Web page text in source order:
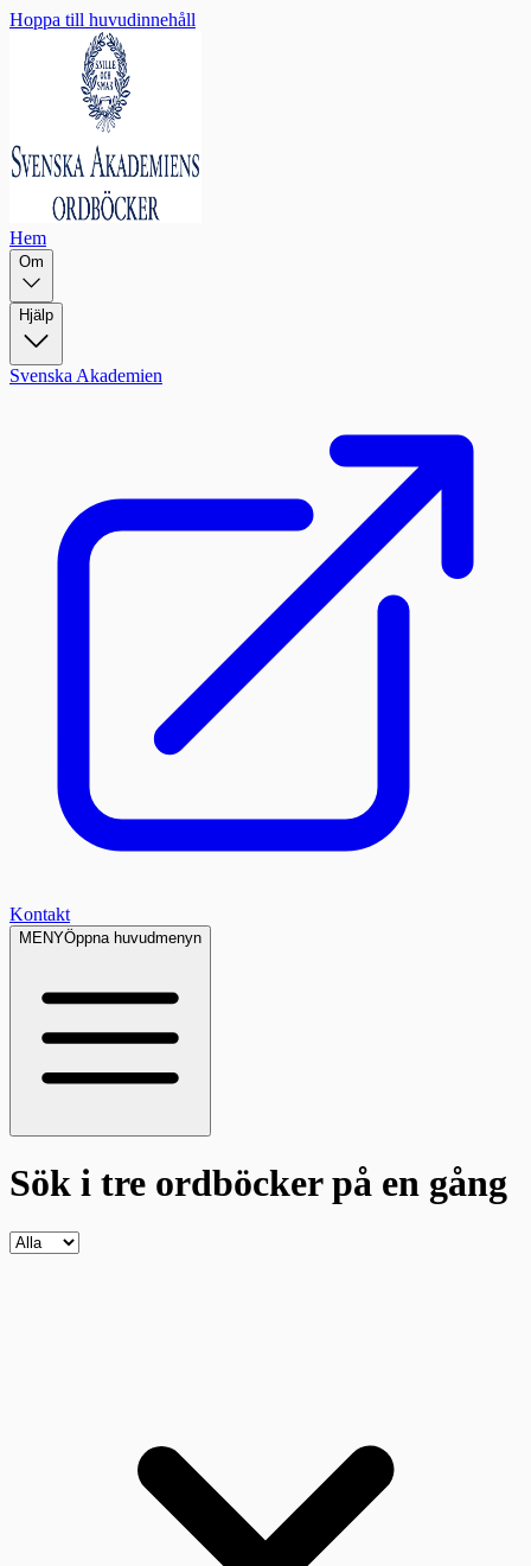
Hoppa till huvudinnehåll
Hem
Om
Hjälp
Svenska Akademien
Kontakt
MENYÖppna huvudmenyn
Sök i tre ordböckerpå en gång